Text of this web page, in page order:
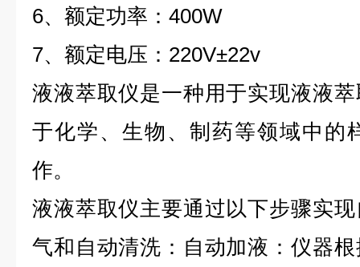
6、额定功率：400W
7、额定电压：220V±22v
液液萃取仪是一种用于实现液液
于化学、生物、制药等领域中的
作。
液液萃取仪主要通过以下步骤实
气和自动清洗：自动加液：仪器